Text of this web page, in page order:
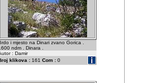
i mjesto na Dinari zvano Gorica .
ndm . Dinara .
: Damir
klikova : 161 Com : 0